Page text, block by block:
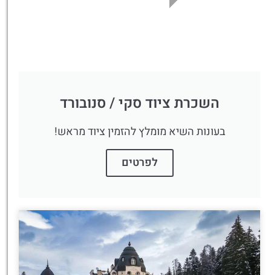
השכרת ציוד סקי / סנובורד
בעונות השיא מומלץ להזמין ציוד מראש!
לפרטים